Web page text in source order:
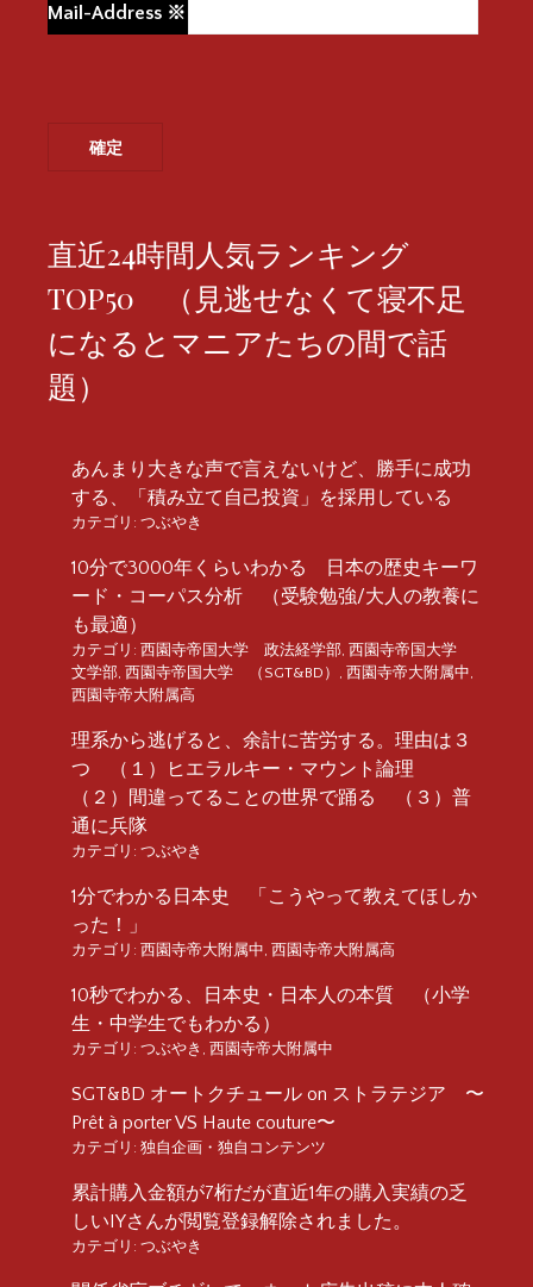
Mail-Address ※
直近24時間人気ランキング
TOP50 （見逃せなくて寝不足
になるとマニアたちの間で話
題）
あんまり大きな声で言えないけど、勝手に成功
する、「積み立て自己投資」を採用している
カテゴリ: つぶやき
10分で3000年くらいわかる 日本の歴史キーワ
ード・コーパス分析 （受験勉強/大人の教養に
も最適）
カテゴリ: 西園寺帝国大学 政法経学部, 西園寺帝国大学
文学部, 西園寺帝国大学 （SGT&BD） , 西園寺帝大附属中,
西園寺帝大附属高
理系から逃げると、余計に苦労する。理由は３
つ （１）ヒエラルキー・マウント論理
（２）間違ってることの世界で踊る （３）普
通に兵隊
カテゴリ: つぶやき
1分でわかる日本史 「こうやって教えてほしか
った！」
カテゴリ: 西園寺帝大附属中, 西園寺帝大附属高
10秒でわかる、日本史・日本人の本質 （小学
生・中学生でもわかる）
カテゴリ: つぶやき , 西園寺帝大附属中
SGT&BD オートクチュール on ストラテジア 〜
Prêt à porter VS Haute couture〜
カテゴリ: 独自企画・独自コンテンツ
累計購入金額が7桁だが直近1年の購入実績の乏
しいIYさんが閲覧登録解除されました。
カテゴリ: つぶやき